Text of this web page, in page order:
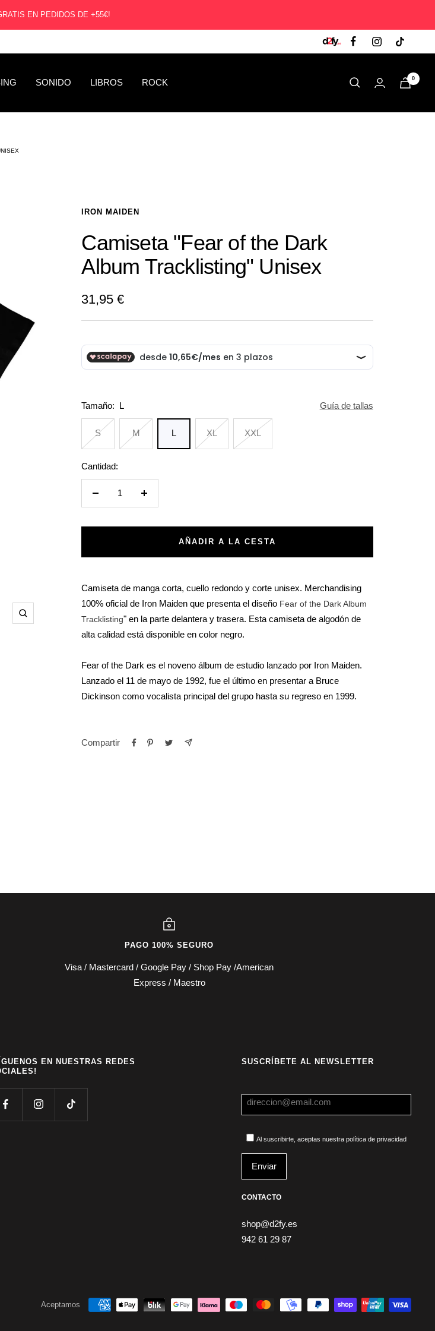
EN PEDIDOS DE +55€!
SONIDO LIBROS ROCK 0
Zoom
IRON MAIDEN
Camiseta "Fear of the Dark
Album Tracklisting" Unisex
Precio
de
venta
31,95 €
Tamaño: L Guía de tallas
S M L XL XXL
Cantidad:
Reducir
Aumentar
AÑADIR A LA CESTA
Camiseta de manga corta, cuello redondo y corte unisex. Merchandising
100% oficial de Iron Maiden que presenta el diseño Fear of the Dark Album
Tracklisting" en la parte delantera y trasera. Esta camiseta de algodón de
alta calidad está disponible en color negro.
Fear of the Dark es el noveno álbum de estudio lanzado por Iron Maiden.
Lanzado el 11 de mayo de 1992, fue el último en presentar a Bruce
Dickinson como vocalista principal del grupo hasta su regreso en 1999.
Compartir
PAGO 100% SEGURO
Visa / Mastercard / Google Pay / Shop Pay /American
Express / Maestro
EN NUESTRAS REDES
SUSCRÍBETE AL NEWSLETTER
Al suscribirte, aceptas nuestra política de privacidad
CONTACTO
shop@d2fy.es
942 61 29 87
Aceptamos